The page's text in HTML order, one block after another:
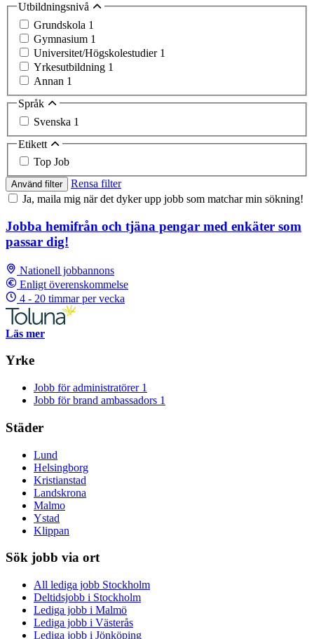
Utbildningsnivå
Grundskola 1
Gymnasium 1
Universitet/Högskolestudier 1
Yrkesutbildning 1
Annan 1
Språk
Svenska 1
Etikett
Top Job
Använd filter
Rensa filter
Ja, maila mig när det dyker upp jobb som matchar min sökning!
Jobba hemifrån och tjäna pengar med enkäter som
passar dig!
Nationell jobbannons
Enligt överenskommelse
4 - 20 timmar per vecka
Läs mer
Yrke
Jobb för administratörer 1
Jobb för brand ambassadors 1
Städer
Lund
Helsingborg
Kristianstad
Landskrona
Malmo
Ystad
Klippan
Sök jobb via ort
All lediga jobb Stockholm
Deltidsjobb i Stockholm
Lediga jobb i Malmö
Lediga jobb i Västerås
Lediga jobb i Jönköping